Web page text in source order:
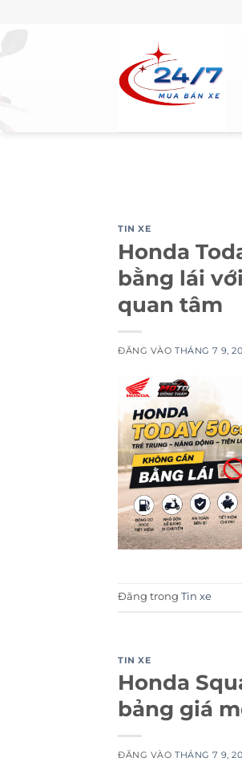
TIN XE
Honda
bằng lái
quan tâm
ĐĂNG VÀOTHÁNG 7 9,
Đăng trong Tin xe
TIN XE
Honda
bảng giá
ĐĂNG VÀOTHÁNG 7 9,